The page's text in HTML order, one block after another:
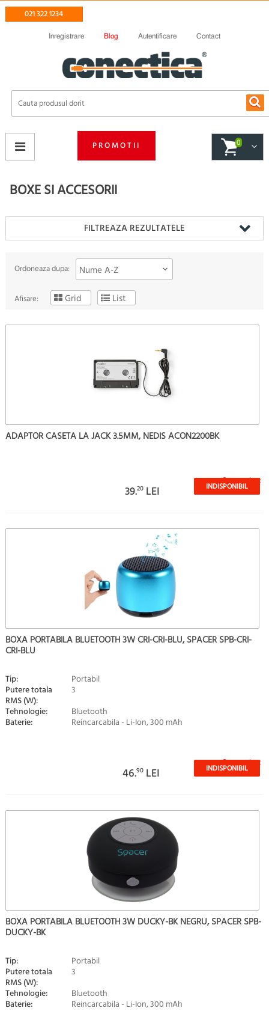
021 322 1234
Inregistrare Blog Autentificare Contact
PROMOTII 0
BOXE SI ACCESORII
FILTREAZA REZULTATELE
Ordoneaza dupa: Nume A-Z
Afisare: Grid List
ADAPTOR CASETA LA JACK 3.5MM, NEDIS ACON2200BK
Stoc epuizat
39.20 LEI INDISPONIBIL
BOXA PORTABILA BLUETOOTH 3W CRI-CRI-BLU, SPACER SPB-CRI-
CRI-BLU
Tip: Portabil
Putere totala
RMS (W):
3
Tehnologie:
Bluetooth
Baterie: Reincarcabila - Li-Ion, 300 mAh
Stoc epuizat
46.90 LEI INDISPONIBIL
BOXA PORTABILA BLUETOOTH 3W DUCKY-BK NEGRU, SPACER SPB-
DUCKY-BK
Tip: Portabil
Putere totala
RMS (W):
3
Tehnologie:
Bluetooth
Baterie: Reincarcabila - Li-Ion, 300 mAh